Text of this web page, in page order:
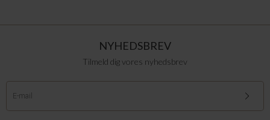
NYHEDSBREV
Tilmeld dig vores nyhedsbrev